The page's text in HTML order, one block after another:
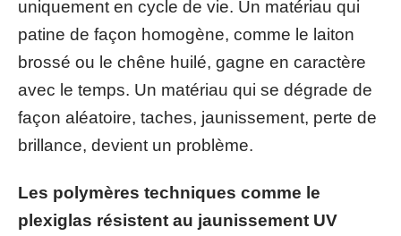
uniquement en cycle de vie. Un matériau qui
patine de façon homogène, comme le laiton
brossé ou le chêne huilé, gagne en caractère
avec le temps. Un matériau qui se dégrade de
façon aléatoire, taches, jaunissement, perte de
brillance, devient un problème.
Les polymères techniques comme le
plexiglas résistent au jaunissement UV